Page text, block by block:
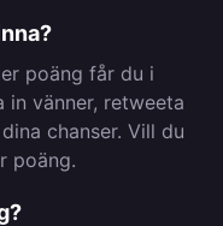
poäng får du i
in vänner, retweeta
chanser. Vill du
poäng.